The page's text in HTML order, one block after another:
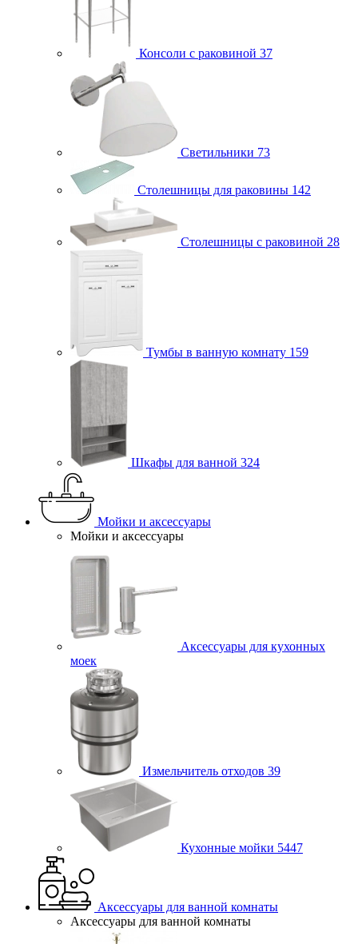
Консоли с раковиной 37
Светильники 73
Столешницы для раковины 142
Столешницы с раковиной 28
Тумбы в ванную комнату 159
Шкафы для ванной 324
Мойки и аксессуары
Мойки и аксессуары
Аксессуары для кухонных
моек
Измельчитель отходов 39
Кухонные мойки 5447
Аксессуары для ванной комнаты
Аксессуары для ванной комнаты